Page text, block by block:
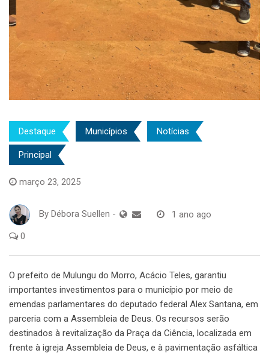
Destaque Municípios Notícias
Principal
março 23, 2025
By Débora Suellen - 1 ano ago
0
O prefeito de Mulungu do Morro, Acácio Teles, garantiu
importantes investimentos para o município por meio de
emendas parlamentares do deputado federal Alex Santana, em
parceria com a Assembleia de Deus. Os recursos serão
destinados à revitalização da Praça da Ciência, localizada em
frente à igreja Assembleia de Deus, e à pavimentação asfáltica